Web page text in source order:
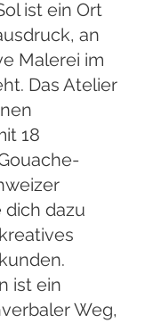
ist ein Ort
an
Malerei im
Das Atelier
18
dich dazu
ist ein
Weg,